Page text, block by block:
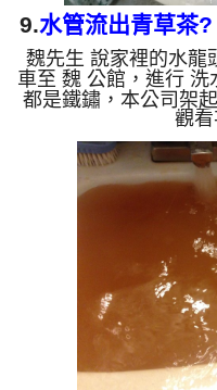
9.水管流出青草茶
魏先生 說家裡的水龍
車至 魏 公館，進行
都是鐵鏽，本公司架
檬酸 至管路裡面，等
啟動 螺旋波 模式，
看起來就跟青草茶一
洗顏色就越深，如下
洗乾淨出水量恢復了!!
產生鐵鏽跟泥沙堆積
下水含有氧化錳，管
水會
觀看